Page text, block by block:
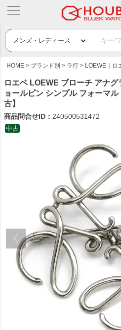
HOME ブランド別 ラ行 LOEWE｜ロ
ロエベ LOEWE ブローチ アナ
ョールピン シンプル フォーマ
古】
商品問合せID： 240500531472
中古